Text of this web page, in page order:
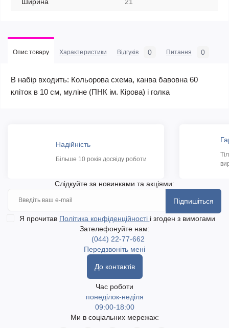
Опис товару Характеристики Відгуків 0 Питання 0
В набір входить: Кольорова схема, канва бавовна 60
кліток в 10 см, муліне (ПНК ім. Кірова) і голка
Надійність
Більше 10 років досвіду роботи
Слідкуйте за новинками та акціями:
Підпишіться
Я прочитав Політика конфіденційності і згоден з вимогами
Зателефонуйте нам:
(044) 22-77-662
Передзвоніть мені
До контактів
Час роботи
понеділок-неділя
09:00-18:00
Ми в соціальних мережах: